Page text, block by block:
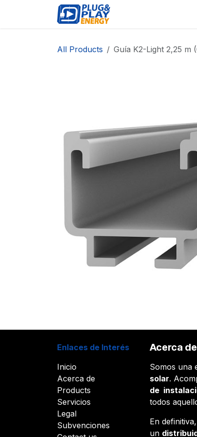
All Products Guía K2-Light 2,25 m
Enlaces de Interés
Inicio
Acerca de
Products
Servicios
Legal
Subvenciones
Acerca de
Somos una
solar.
de
todos
En
un